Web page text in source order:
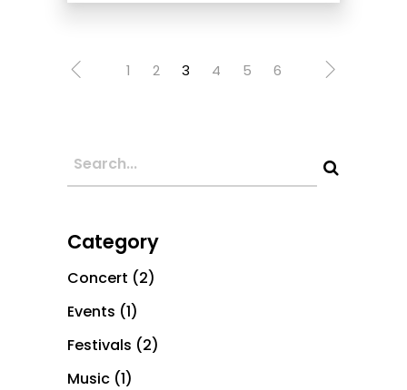
1 2 3 4 5 6
Category
Concert (2)
Events (1)
Festivals (2)
Music (1)